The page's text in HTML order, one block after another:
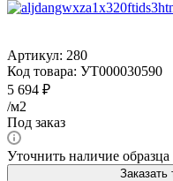
Артикул: 280
Код товара: УТ000030590
5 694 ₽
/м2
Под заказ
Уточнить наличие образца
Заказать